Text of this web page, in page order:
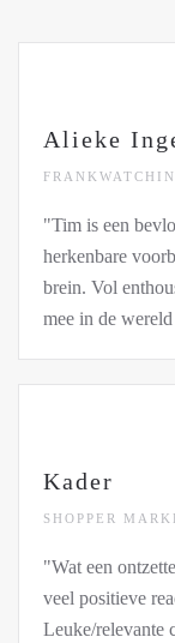
Alieke
"Tim is een
herkenbare
brein. Vol
mee in de
Kader
SHOPPER
"Wat een
veel positieve
Leuke/relevante